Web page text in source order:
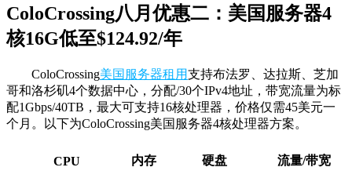
ColoCrossing八月优惠二：美国服务器4
核16G低至$124.92/年
ColoCrossing美国服务器租用支持布法罗、达拉斯、芝加
哥和洛杉矶4个数据中心，分配/30个IPv4地址，带宽流量为标
配1Gbps/40TB，最大可支持16核处理器，价格仅需45美元一
个月。以下为ColoCrossing美国服务器4核处理器方案。
CPU 内存 硬盘 流量/带宽